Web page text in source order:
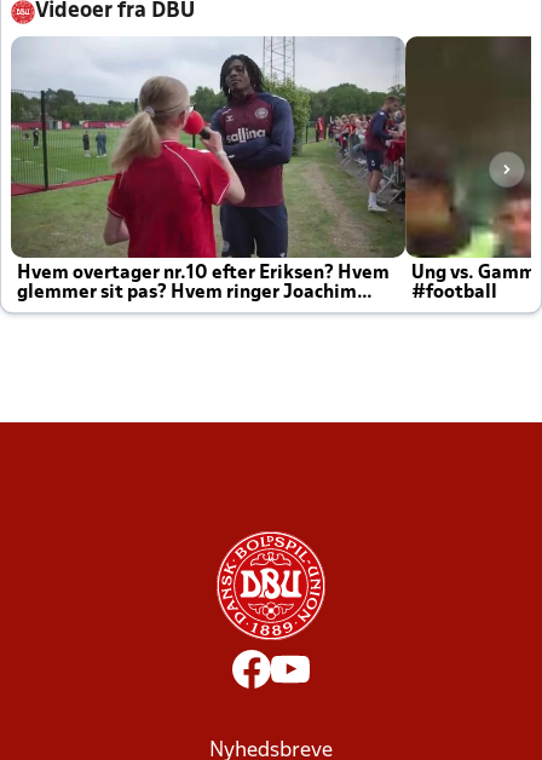
Videoer fra DBU
Hvem overtager nr.10 efter Eriksen? Hvem
glemmer sit pas? Hvem ringer Joachim
altid til efter kampe?
Ung vs.
#football
Nyhedsbreve